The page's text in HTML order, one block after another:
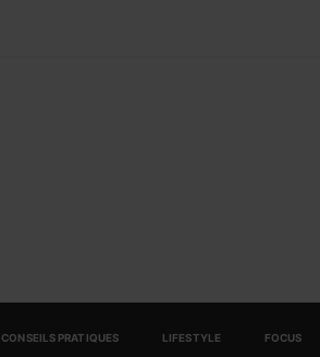
CONSEILS PRATIQUES LIFESTYLE FOCUS